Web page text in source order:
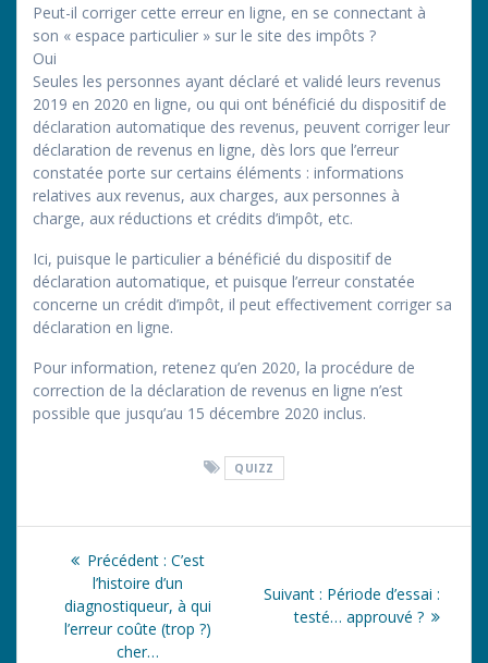
Peut-il corriger cette erreur en ligne, en se connectant à
son « espace particulier » sur le site des impôts ?
Oui
Seules les personnes ayant déclaré et validé leurs revenus
2019 en 2020 en ligne, ou qui ont bénéficié du dispositif de
déclaration automatique des revenus, peuvent corriger leur
déclaration de revenus en ligne, dès lors que l’erreur
constatée porte sur certains éléments : informations
relatives aux revenus, aux charges, aux personnes à
charge, aux réductions et crédits d’impôt, etc.
Ici, puisque le particulier a bénéficié du dispositif de
déclaration automatique, et puisque l’erreur constatée
concerne un crédit d’impôt, il peut effectivement corriger sa
déclaration en ligne.
Pour information, retenez qu’en 2020, la procédure de
correction de la déclaration de revenus en ligne n’est
possible que jusqu’au 15 décembre 2020 inclus.
QUIZZ
Navigation
l’article
Précédent : Article
précédent
:
C’est
l’histoire d’un
diagnostiqueur, à qui
l’erreur coûte (trop ?)
cher…
Suivant : Article
suivant
Période d’essai :
testé… approuvé ?